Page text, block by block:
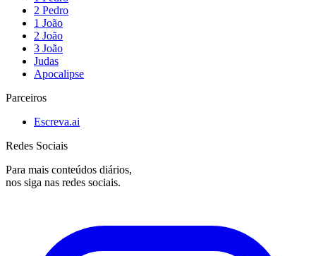
2 Pedro
1 João
2 João
3 João
Judas
Apocalipse
Parceiros
Escreva.ai
Redes Sociais
Para mais conteúdos diários,
nos siga nas redes sociais.